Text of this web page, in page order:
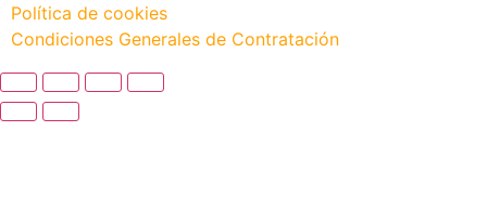
Política de cookies
Condiciones Generales de Contratación